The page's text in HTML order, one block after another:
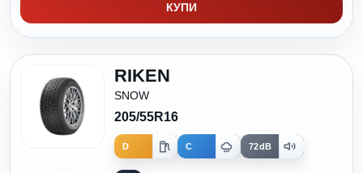
КУПИ
RIKEN
SNOW
205/55R16
D C 72dB